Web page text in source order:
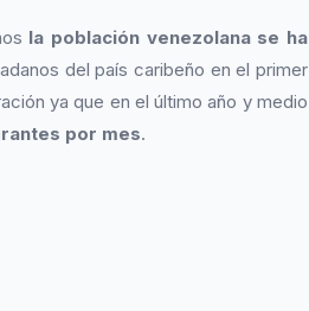
la población venezolana se ha
del país caribeño en el primer
ya que en el último año y medio
por mes.